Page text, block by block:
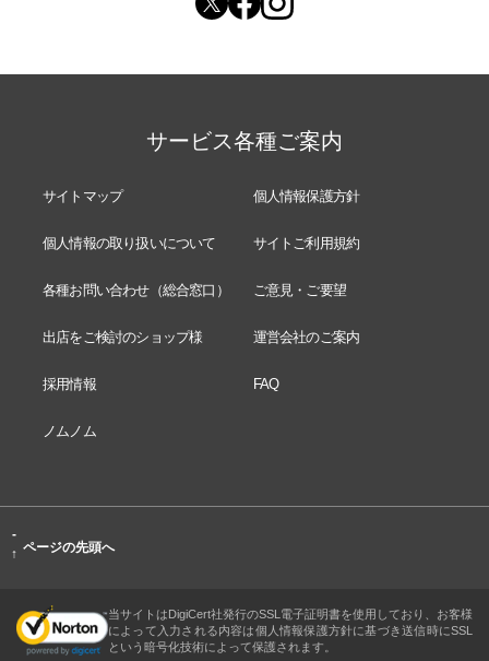
サービス各種ご案内
サイトマップ 個人情報保護方針
個人情報の取り扱いについて サイトご利用規約
各種お問い合わせ（総合窓口） ご意見・ご要望
出店をご検討のショップ様 運営会社のご案内
採用情報 FAQ
ノムノム
-
↑ ページの先頭へ
当サイトはDigiCert社発行のSSL電子証明書を使用しており、お客様
によって入力される内容は個人情報保護方針に基づき送信時にSSL
という暗号化技術によって保護されます。